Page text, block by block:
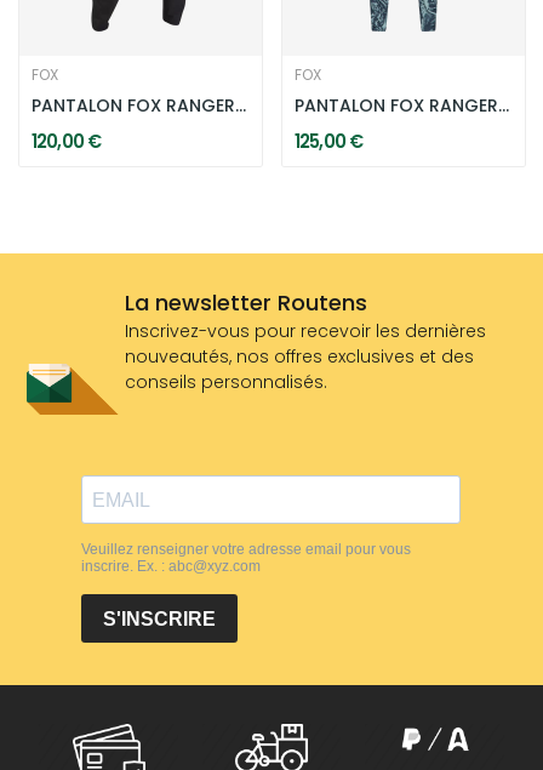
FOX
PANTALON FOX RANGER 2.5 WATER - NOIR
120,00 €
FOX
PANTALON FOX RANGER IMAGE PRINT BLEU/ORANGE
125,00 €
La newsletter Routens
Inscrivez-vous pour recevoir les dernières
nouveautés, nos offres exclusives et des
conseils personnalisés.